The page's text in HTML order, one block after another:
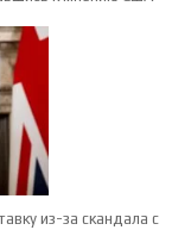
из-за скандала с